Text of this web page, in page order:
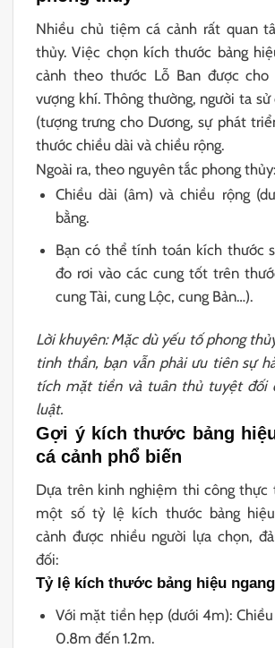
Nhiều chủ tiệm cá cảnh rất quan
thủy. Việc chọn kích thước bảng
cảnh theo thước Lỗ Ban được
vượng khí. Thông thường, người ta sử
(tượng trưng cho Dương, sự phát
thước chiều dài và chiều rộng.
Ngoài ra, theo nguyên tắc phong thủy:
Chiều dài (âm) và chiều rộng
bằng.
Bạn có thể tính toán kích thước
đo rơi vào các cung tốt trên
cung Tài, cung Lộc, cung Bản…).
Lời khuyên: Mặc dù yếu tố phong
tinh thần, bạn vẫn phải ưu tiên sự
tích mặt tiền và tuân thủ tuyệt đối
luật.
Gợi ý kích thước bảng
cá cảnh phổ biến
Dựa trên kinh nghiệm thi công thực
một số tỷ lệ kích thước bảng
cảnh được nhiều người lựa chọn,
đối:
Tỷ lệ kích thước bảng hiệu ngang
Với mặt tiền hẹp (dưới 4m):
0.8m đến 1.2m.